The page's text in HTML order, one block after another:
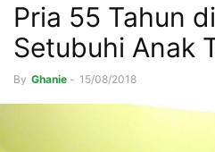
Pria 55 Tahun
Setubuhi Anak
By Ghanie - 15/08/2018